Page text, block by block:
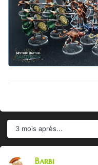
3 mois après...
Barbi